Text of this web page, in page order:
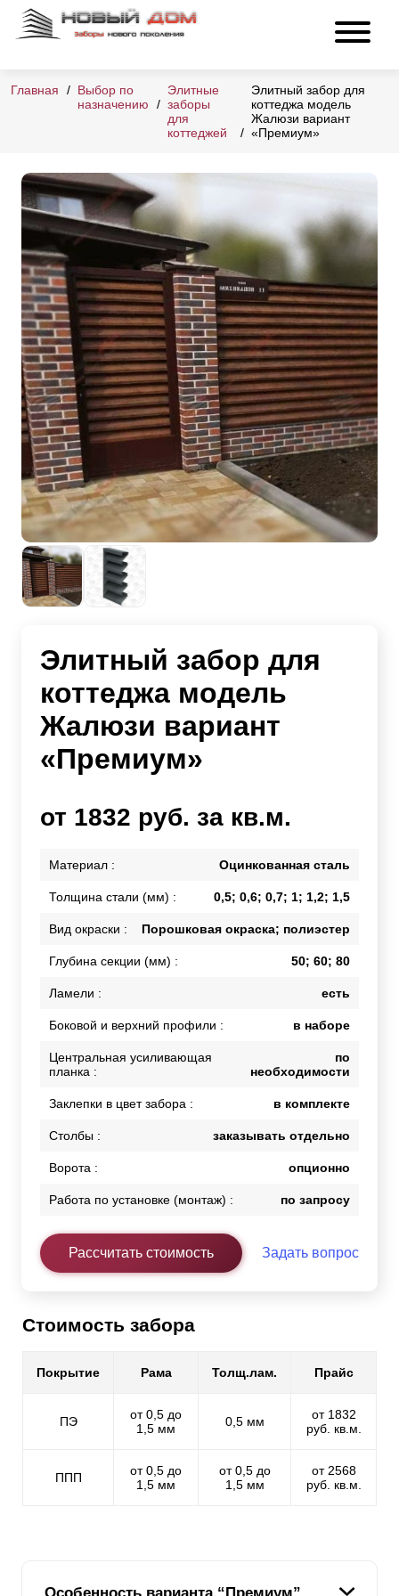
Главная
Выбор по
назначению
Элитные
заборы
для
коттеджей
Элитный забор для
коттеджа модель
Жалюзи вариант
«Премиум»
Элитный забор для
коттеджа модель
Жалюзи вариант
«Премиум»
от 1832 руб. за кв.м.
Материал : Оцинкованная сталь
Толщина стали (мм) : 0,5; 0,6; 0,7; 1; 1,2; 1,5
Вид окраски : Порошковая окраска; полиэстер
Глубина секции (мм) : 50; 60; 80
Ламели : есть
Боковой и верхний профили : в наборе
Центральная усиливающая
планка :
по
необходимости
Заклепки в цвет забора : в комплекте
Столбы : заказывать отдельно
Ворота : опционно
Работа по установке (монтаж) : по запросу
Рассчитать стоимость Задать вопрос
Стоимость забора
Покрытие Рама Толщ.лам. Прайс
ПЭ
от 0,5 до
1,5 мм
0,5 мм
от 1832
руб. кв.м.
ППП
от 0,5 до
1,5 мм
от 0,5 до
1,5 мм
от 2568
руб. кв.м.
Особенность варианта “Премиум”